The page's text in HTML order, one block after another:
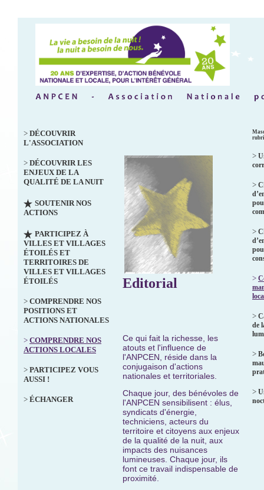
> DÉCOUVRIR
L'ASSOCIATION
> DÉCOUVRIR LES
ENJEUX DE LA
QUALITÉ DE LA NUIT
SOUTENIR NOS
ACTIONS
PARTICIPEZ À
VILLES ET VILLAGES
ÉTOILÉS ET
TERRITOIRES DE
VILLES ET VILLAGES
ÉTOILÉS
> COMPRENDRE NOS
POSITIONS ET
ACTIONS NATIONALES
> COMPRENDRE NOS
ACTIONS LOCALES
> PARTICIPEZ VOUS
AUSSI !
> ÉCHANGER
Editorial
Ce qui fait la richesse, les
atouts et l'influence de
l'ANPCEN, réside dans la
conjugaison d'actions
nationales et territoriales.
Chaque jour, des bénévoles de
l'ANPCEN sensibilisent : élus,
syndicats d'énergie,
techniciens, acteurs du
territoire et citoyens aux enjeux
de la qualité de la nuit, aux
impacts des nuisances
lumineuses. Chaque jour, ils
font ce travail indispensable de
proximité.
>
>
>
>
>
de
>
>